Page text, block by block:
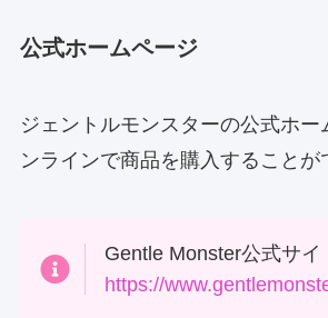
公式ホームページ
ジェントルモンスターの公式ホー
ンラインで商品を購入することが
Gentle Monster公式サイ
https://www.gentlemon